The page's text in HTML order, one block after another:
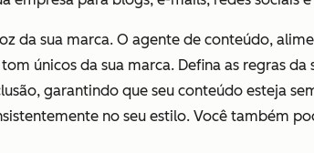
da sua marca. O agente de conteúdo,
únicos da sua marca. Defina as regras da
garantindo que seu conteúdo esteja
no seu estilo. Você também